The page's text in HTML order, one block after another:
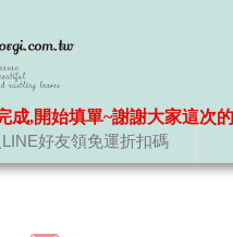
好友領免運折扣碼
成,開始填單~謝謝大家這次